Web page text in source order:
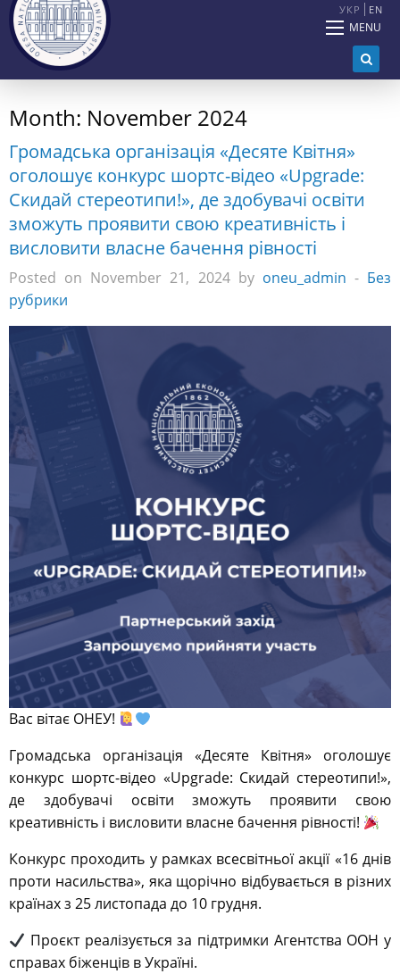
УКР EN
MENU
Month: November 2024
Громадська організація «Десяте Квітня»
оголошує конкурс шортс-відео «Upgrade:
Скидай стереотипи!», де здобувачі освіти
зможуть проявити свою креативність і
висловити власне бачення рівності
Posted on November 21, 2024 by oneu_admin - Без
рубрики
Вас вітає ОНЕУ!
Громадська організація «Десяте Квітня» оголошує
конкурс шортс-відео «Upgrade: Скидай стереотипи!»,
де здобувачі освіти зможуть проявити свою
креативність і висловити власне бачення рівності!
Конкурс проходить у рамках всесвітньої акції «16 днів
проти насильства», яка щорічно відбувається в різних
країнах з 25 листопада до 10 грудня.
Проєкт реалізується за підтримки Агентства ООН у
справах біженців в Україні.